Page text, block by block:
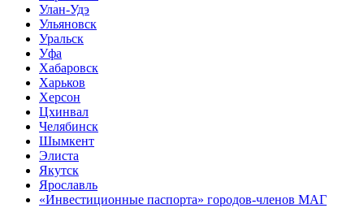
Улан-Удэ
Ульяновск
Уральск
Уфа
Хабаровск
Харьков
Херсон
Цхинвал
Челябинск
Шымкент
Элиста
Якутск
Ярославль
«Инвестиционные паспорта» городов-членов МАГ